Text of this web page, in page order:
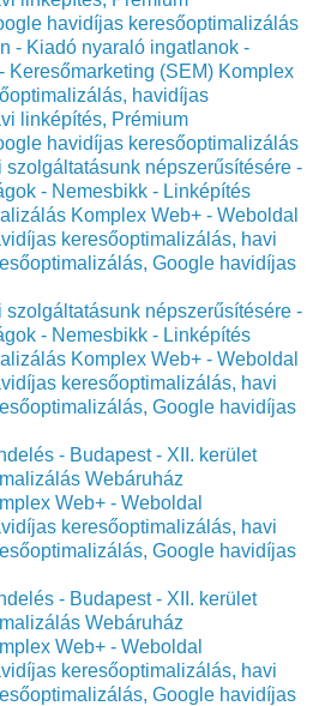
havidíjas keresőoptimalizálás
- Kiadó nyaraló ingatlanok -
Keresőmarketing (SEM) Komplex
havidíjas
linképítés, Prémium
havidíjas keresőoptimalizálás
népszerűsítésére -
- Nemesbikk - Linképítés
Komplex Web+ - Weboldal
keresőoptimalizálás, havi
Google havidíjas
népszerűsítésére -
- Nemesbikk - Linképítés
Komplex Web+ - Weboldal
keresőoptimalizálás, havi
Google havidíjas
- Budapest - XII. kerület
Webáruház
Web+ - Weboldal
keresőoptimalizálás, havi
Google havidíjas
- Budapest - XII. kerület
Webáruház
Web+ - Weboldal
keresőoptimalizálás, havi
Google havidíjas